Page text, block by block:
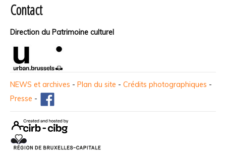
Contact
Direction du Patrimoine culturel
NEWS et archives - Plan du site - Crédits photographiques -
Presse -